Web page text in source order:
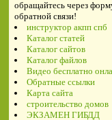
обращайтесь через
обратной связи!
инструктор акпп спб
Каталог статей
Каталог сайтов
Каталог файлов
Видео бесплатно
Обратные ссылки
Карта сайта
строительство домов
ЭКЗАМЕН ГИБДД